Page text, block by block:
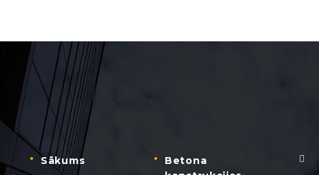
Sākums
Betona